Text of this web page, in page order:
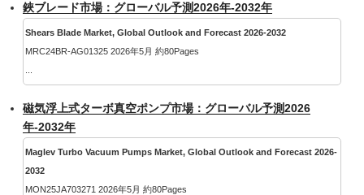
鋏ブレード市場：グローバル予測2026年-2032年
Shears Blade Market, Global Outlook and Forecast 2026-2032
MRC24BR-AG01325 2026年5月 約80Pages
磁気浮上式ターボ真空ポンプ市場：グローバル予測2026
年-2032年
Maglev Turbo Vacuum Pumps Market, Global Outlook and Forecast 2026-
2032
MON25JA703271 2026年5月 約80Pages